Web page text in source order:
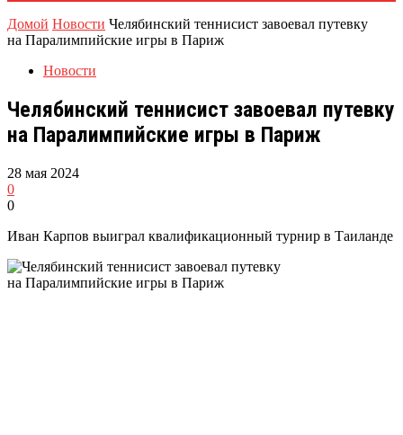
Домой Новости Челябинский теннисист завоевал путевку
на Паралимпийские игры в Париж
Новости
Челябинский теннисист завоевал путевку
на Паралимпийские игры в Париж
28 мая 2024
0
0
Иван Карпов выиграл квалификационный турнир в Таиланде